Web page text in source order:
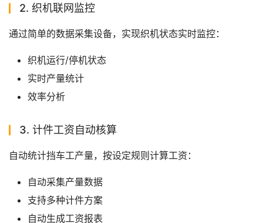
2. 织机联网监控
通过简单的数据采集设备，实现织机状态实时监控：
织机运行/停机状态
实时产量统计
效率分析
3. 计件工资自动核算
自动统计挡车工产量，按设定规则计算工资：
自动采集产量数据
支持多种计件方案
自动生成工资报表